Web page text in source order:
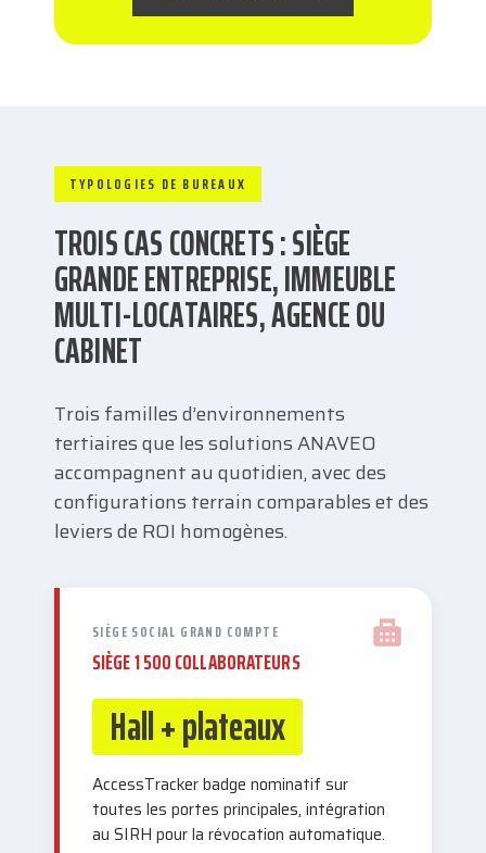
TYPOLOGIES DE BUREAUX
TROIS CAS CONCRETS : SIÈGE
GRANDE ENTREPRISE, IMMEUBLE
MULTI-LOCATAIRES, AGENCE OU
CABINET
Trois familles d’environnements
tertiaires que les solutions ANAVEO
accompagnent au quotidien, avec des
configurations terrain comparables et des
leviers de ROI homogènes.
SIÈGE SOCIAL GRAND COMPTE
SIÈGE 1 500 COLLABORATEURS
Hall + plateaux
AccessTracker badge nominatif sur
toutes les portes principales, intégration
au SIRH pour la révocation automatique.